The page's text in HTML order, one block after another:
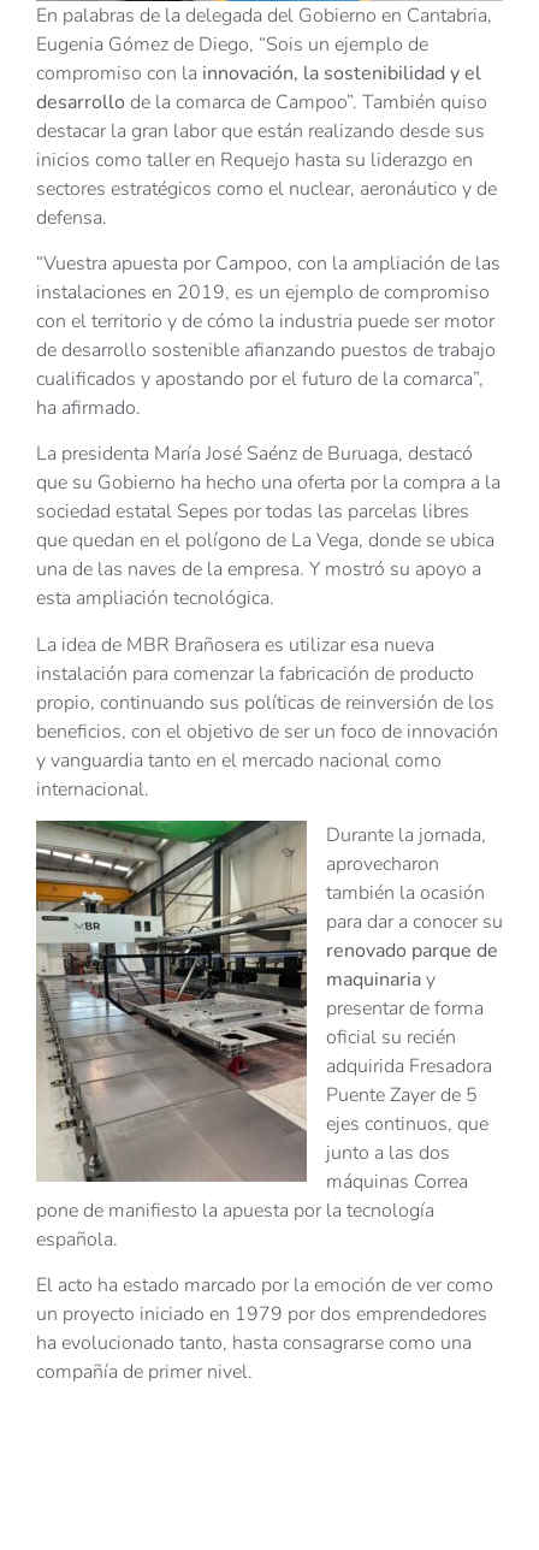
En palabras de la delegada del Gobierno en Cantabria,
Eugenia Gómez de Diego, “Sois un ejemplo de
compromiso con la innovación, la sostenibilidad y el
desarrollo de la comarca de Campoo”. También quiso
destacar la gran labor que están realizando desde sus
inicios como taller en Requejo hasta su liderazgo en
sectores estratégicos como el nuclear, aeronáutico y de
defensa.
“Vuestra apuesta por Campoo, con la ampliación de las
instalaciones en 2019, es un ejemplo de compromiso
con el territorio y de cómo la industria puede ser motor
de desarrollo sostenible afianzando puestos de trabajo
cualificados y apostando por el futuro de la comarca”,
ha afirmado.
La presidenta María José Saénz de Buruaga, destacó
que su Gobierno ha hecho una oferta por la compra a la
sociedad estatal Sepes por todas las parcelas libres
que quedan en el polígono de La Vega, donde se ubica
una de las naves de la empresa. Y mostró su apoyo a
esta ampliación tecnológica.
La idea de MBR Brañosera es utilizar esa nueva
instalación para comenzar la fabricación de producto
propio, continuando sus políticas de reinversión de los
beneficios, con el objetivo de ser un foco de innovación
y vanguardia tanto en el mercado nacional como
internacional.
Durante la jornada,
aprovecharon
también la ocasión
para dar a conocer su
renovado parque de
maquinariay
presentar de forma
oficial su recién
adquirida Fresadora
Puente Zayer de 5
ejes continuos, que
junto a las dos
máquinas Correa
pone de manifiesto la apuesta por la tecnología
española.
El acto ha estado marcado por la emoción de ver como
un proyecto iniciado en 1979 por dos emprendedores
ha evolucionado tanto, hasta consagrarse como una
compañía de primer nivel.